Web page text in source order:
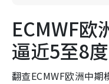
ECMWF欧
逼近5至8度
翻查ECMWF欧洲中